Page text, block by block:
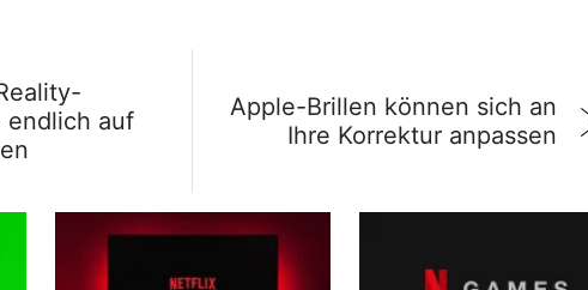
endlich auf
Apple-Brillen können sich an
Ihre Korrektur anpassen